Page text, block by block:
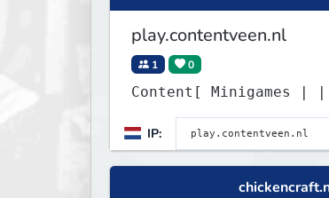
play.contentveen.nl
1 0
Content[ Minigames
IP: